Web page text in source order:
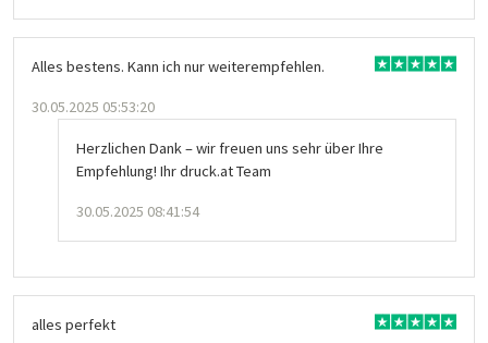
Alles bestens. Kann ich nur weiterempfehlen.
30.05.2025 05:53:20
Herzlichen Dank – wir freuen uns sehr über Ihre
Empfehlung! Ihr druck.at Team
30.05.2025 08:41:54
alles perfekt